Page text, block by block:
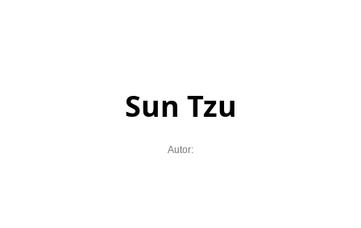
Sun Tzu
Autor: